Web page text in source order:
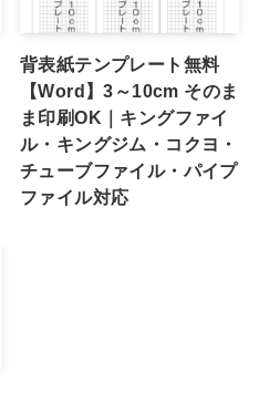
背表紙テンプレート無料
【Word】3～10cm そのま
ま印刷OK｜キングファイ
ル・キングジム・コクヨ・
チューブファイル・パイプ
ファイル対応